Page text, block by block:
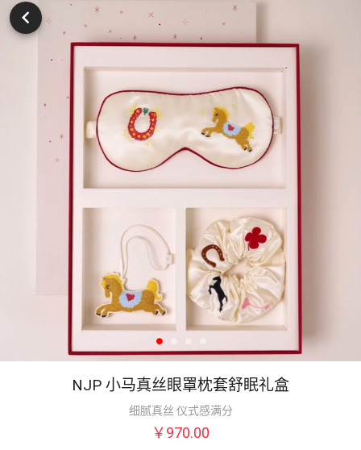
NJP 小马真丝眼罩枕套舒眠礼盒
细腻真丝 仪式感满分
￥970.00